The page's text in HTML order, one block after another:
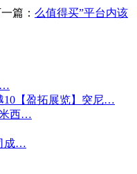
篇： 么值得买”平台内该
…
10【盈拓展览】突尼…
米西…
成…